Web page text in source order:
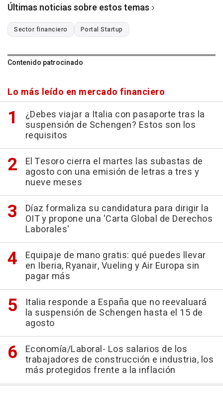
Últimas noticias sobre estos temas
Sector financiero Portal Startup
Contenido patrocinado
Lo más leído en mercado financiero
¿Debes viajar a Italia con pasaporte tras la
suspensión de Schengen? Estos son los
requisitos
El Tesoro cierra el martes las subastas de
agosto con una emisión de letras a tres y
nueve meses
Díaz formaliza su candidatura para dirigir la
OIT y propone una 'Carta Global de Derechos
Laborales'
Equipaje de mano gratis: qué puedes llevar
en Iberia, Ryanair, Vueling y Air Europa sin
pagar más
Italia responde a España que no reevaluará
la suspensión de Schengen hasta el 15 de
agosto
Economía/Laboral- Los salarios de los
trabajadores de construcción e industria, los
más protegidos frente a la inflación